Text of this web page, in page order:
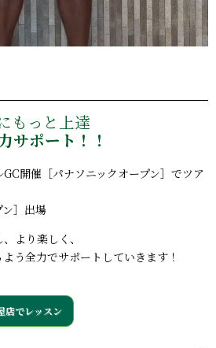
もっと上達
サポート！！
開催［パナソニックオープン］でツア
ン］出場
より楽しく、
う全力でサポートしていきます！
店でレッスン